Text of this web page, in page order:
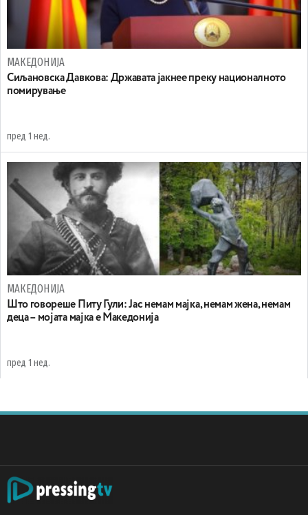
МАКЕДОНИЈА
Сиљановска Давкова: Државата јакнее преку националното
помирување
пред 1 нед.
МАКЕДОНИЈА
Што говореше Питу Гули: Јас немам мајка, немам жена, немам
деца – мојата мајка е Македонија
пред 1 нед.